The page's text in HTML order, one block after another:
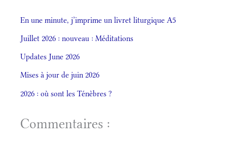
En une minute, j’imprime un livret liturgique A5
Juillet 2026 : nouveau : Méditations
Updates June 2026
Mises à jour de juin 2026
2026 : où sont les Ténèbres ?
Commentaires :